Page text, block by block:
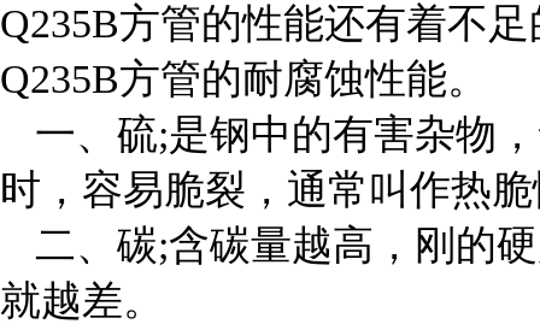
Q235B方管的性能还有着不
Q235B方管的耐腐蚀性能。
一、硫;是钢中的有害杂物
时，容易脆裂，通常叫作热
二、碳;含碳量越高，刚的
就越差。